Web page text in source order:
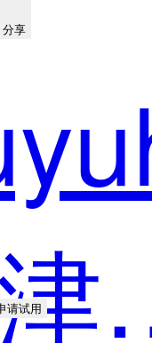
分享
天津小
请试用